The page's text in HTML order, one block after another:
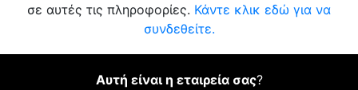
σε αυτές τις πληροφορίες. Κάντε κλικ εδώ για να
συνδεθείτε.
Αυτή είναι η εταιρεία σας?